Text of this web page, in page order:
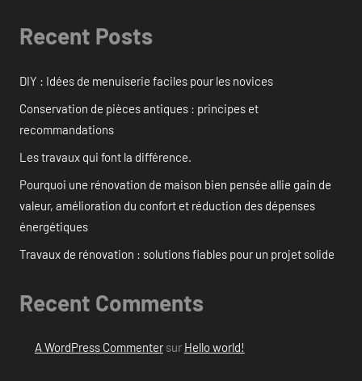
Recent Posts
DIY : Idées de menuiserie faciles pour les novices
Conservation de pièces antiques : principes et
recommandations
Les travaux qui font la différence.
Pourquoi une rénovation de maison bien pensée allie gain de
valeur, amélioration du confort et réduction des dépenses
énergétiques
Travaux de rénovation : solutions fiables pour un projet solide
Recent Comments
A WordPress Commentersur Hello world!